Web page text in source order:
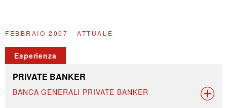
FEBBRAIO 2007 - ATTUALE
Esperienza
PRIVATE BANKER
BANCA GENERALI PRIVATE BANKER